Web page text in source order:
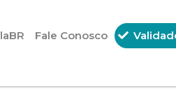
Fale Conosco